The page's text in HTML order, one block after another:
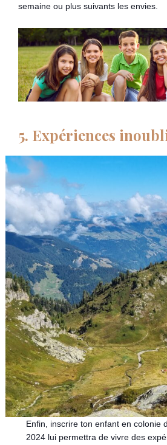
semaine ou plus suivants les envies.
5. Expériences
Enfin, inscrire ton enfant en colonie
2024 lui permettra de vivre des